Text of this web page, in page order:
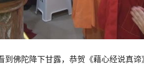
佛陀降下甘露，恭贺《藉心经说真谛